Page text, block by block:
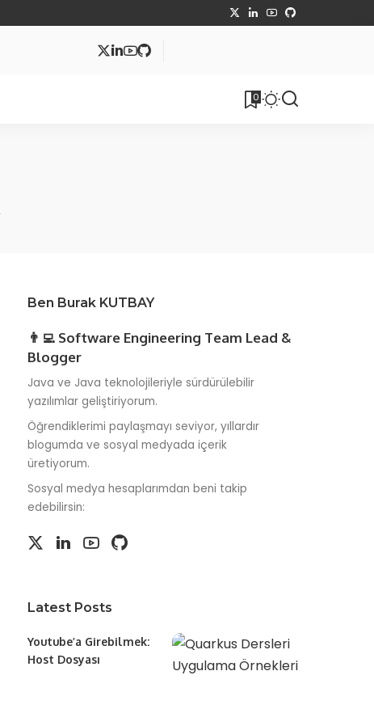
0
Ben Burak KUTBAY
👨‍💻 Software Engineering Team Lead &
Blogger
Java ve Java teknolojileriyle sürdürülebilir
yazılımlar geliştiriyorum.
Öğrendiklerimi paylaşmayı seviyor, yıllardır
blogumda ve sosyal medyada içerik
üretiyorum.
Sosyal medya hesaplarımdan beni takip
edebilirsin:
Latest Posts
Youtube’a Girebilmek:
Host Dosyası